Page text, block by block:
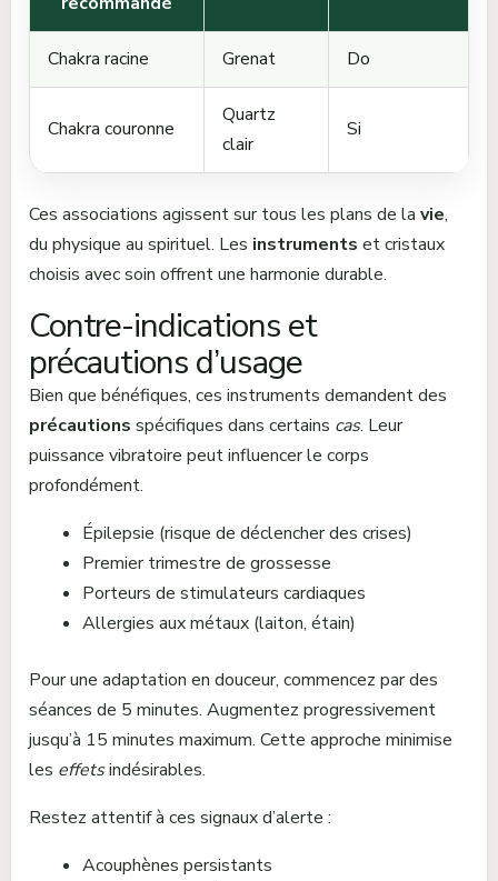
Chakra racine Grenat Do
Chakra couronne
Quartz
clair
Si
Ces associations agissent sur tous les plans de la vie,
du physique au spirituel. Les instruments et cristaux
choisis avec soin offrent une harmonie durable.
Contre-indications et
précautions d’usage
Bien que bénéfiques, ces instruments demandent des
précautions spécifiques dans certains cas. Leur
puissance vibratoire peut influencer le corps
profondément.
Épilepsie (risque de déclencher des crises)
Premier trimestre de grossesse
Porteurs de stimulateurs cardiaques
Allergies aux métaux (laiton, étain)
Pour une adaptation en douceur, commencez par des
séances de 5 minutes. Augmentez progressivement
jusqu’à 15 minutes maximum. Cette approche minimise
les effetsindésirables.
Restez attentif à ces signaux d’alerte :
Acouphènes persistants